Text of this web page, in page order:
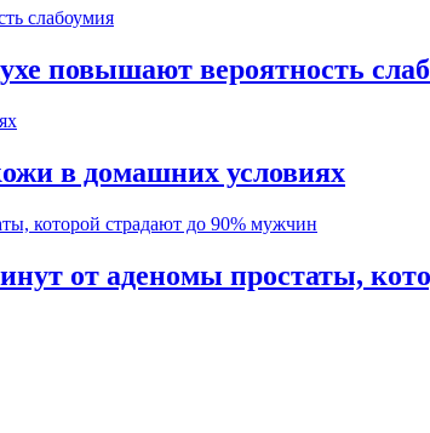
повышают вероятность
в домашних условиях
от аденомы простаты,